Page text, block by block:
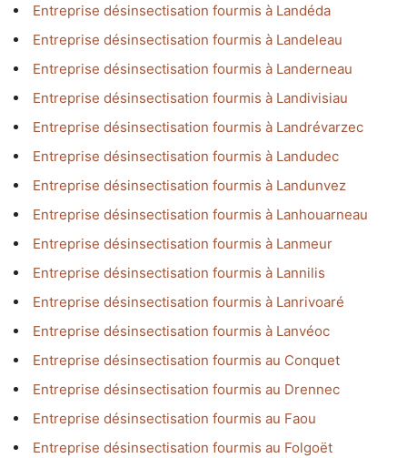
Entreprise désinsectisation fourmis à Landéda
Entreprise désinsectisation fourmis à Landeleau
Entreprise désinsectisation fourmis à Landerneau
Entreprise désinsectisation fourmis à Landivisiau
Entreprise désinsectisation fourmis à Landrévarzec
Entreprise désinsectisation fourmis à Landudec
Entreprise désinsectisation fourmis à Landunvez
Entreprise désinsectisation fourmis à Lanhouarneau
Entreprise désinsectisation fourmis à Lanmeur
Entreprise désinsectisation fourmis à Lannilis
Entreprise désinsectisation fourmis à Lanrivoaré
Entreprise désinsectisation fourmis à Lanvéoc
Entreprise désinsectisation fourmis au Conquet
Entreprise désinsectisation fourmis au Drennec
Entreprise désinsectisation fourmis au Faou
Entreprise désinsectisation fourmis au Folgoët